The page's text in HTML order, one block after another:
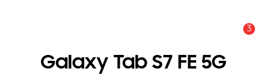
3
Galaxy Tab S7 FE 5G